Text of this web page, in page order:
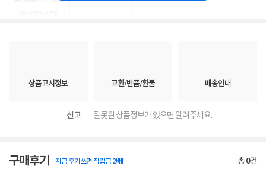
상품고시정보 교환/반품/환불 배송안내
신고 잘못된 상품정보가 있으면 알려주세요.
구매후기 지금 후기쓰면 적립금 2배! 총0건